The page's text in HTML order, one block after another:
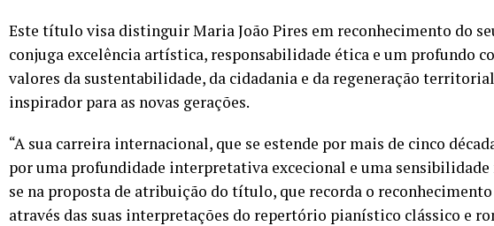
Este título visa distinguir Maria João Pires em reconhecimento do
conjuga excelência artística, responsabilidade ética e um profundo
valores da sustentabilidade, da cidadania e da regeneração
inspirador para as novas gerações.
“A sua carreira internacional, que se estende por mais de cinco
por uma profundidade interpretativa excecional e uma sensibilidade
se na proposta de atribuição do título, que recorda o
através das suas interpretações do repertório pianístico clássico e